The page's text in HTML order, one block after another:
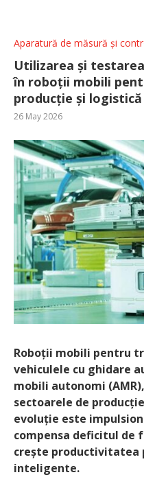
Aparatură de măsură și
Utilizarea și
în roboții mobili
producție și logistică
26 May 2026
Roboții mobili pentru
vehiculele cu ghidare
mobili autonomi
sectoarele de
evoluție este
compensa deficitul de
crește productivitatea
inteligente.